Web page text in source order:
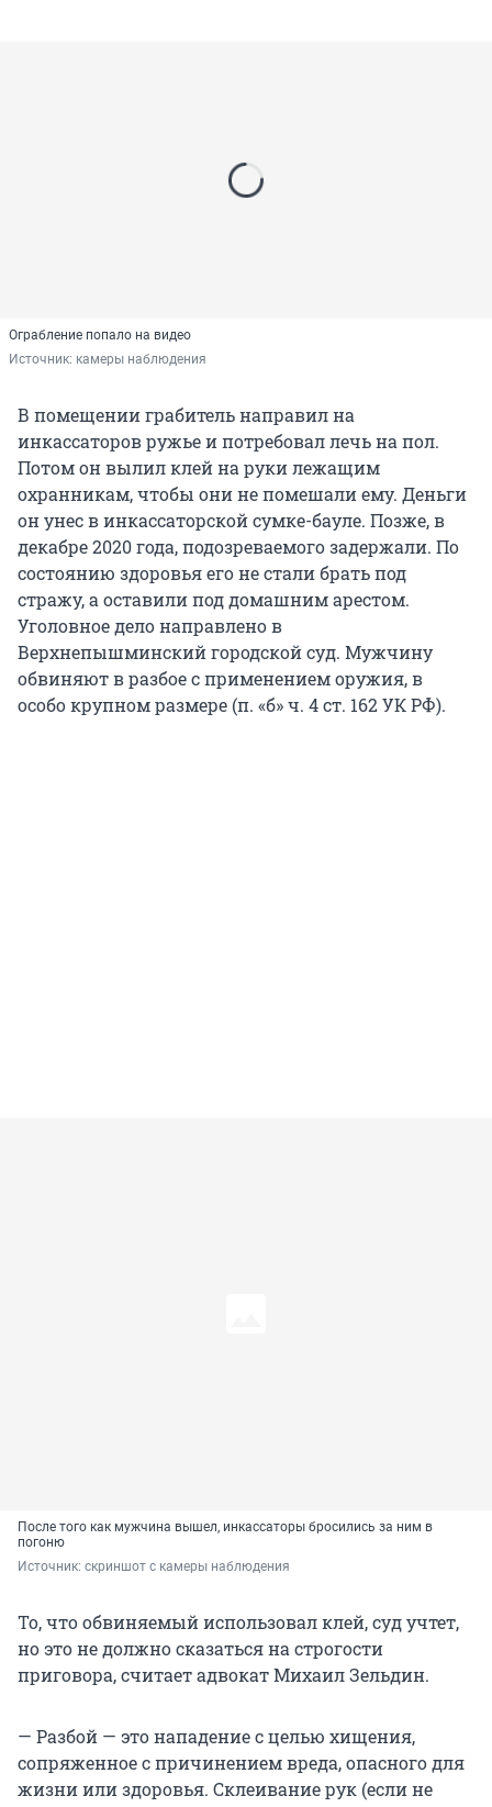
Ограбление попало на видео
Источник: камеры наблюдения
В помещении грабитель направил на
инкассаторов ружье и потребовал лечь на пол.
Потом он вылил клей на руки лежащим
охранникам, чтобы они не помешали ему. Деньги
он унес в инкассаторской сумке-бауле. Позже, в
декабре 2020 года, подозреваемого задержали. По
состоянию здоровья его не стали брать под
стражу, а оставили под домашним арестом.
Уголовное дело направлено в
Верхнепышминский городской суд. Мужчину
обвиняют в разбое с применением оружия, в
особо крупном размере (п. «б» ч. 4 ст. 162 УК РФ).
После того как мужчина вышел, инкассаторы бросились за ним в
погоню
Источник: скриншот с камеры наблюдения
То, что обвиняемый использовал клей, суд учтет,
но это не должно сказаться на строгости
приговора, считает адвокат Михаил Зельдин.
— Разбой — это нападение с целью хищения,
сопряженное с причинением вреда, опасного для
жизни или здоровья. Склеивание рук (если не